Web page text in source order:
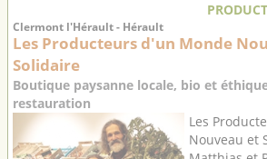
Clermont l'Hérault - Hérault
Les Producteurs d'un Monde
Solidaire
Boutique paysanne locale, bio et
restauration
Les
Nouveau et